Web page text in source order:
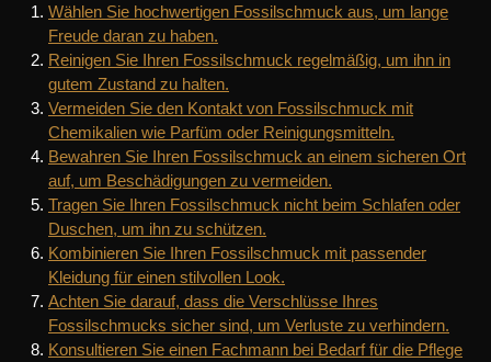
Wählen Sie hochwertigen Fossilschmuck aus, um lange
Freude daran zu haben.
Reinigen Sie Ihren Fossilschmuck regelmäßig, um ihn in
gutem Zustand zu halten.
Vermeiden Sie den Kontakt von Fossilschmuck mit
Chemikalien wie Parfüm oder Reinigungsmitteln.
Bewahren Sie Ihren Fossilschmuck an einem sicheren Ort
auf, um Beschädigungen zu vermeiden.
Tragen Sie Ihren Fossilschmuck nicht beim Schlafen oder
Duschen, um ihn zu schützen.
Kombinieren Sie Ihren Fossilschmuck mit passender
Kleidung für einen stilvollen Look.
Achten Sie darauf, dass die Verschlüsse Ihres
Fossilschmucks sicher sind, um Verluste zu verhindern.
Konsultieren Sie einen Fachmann bei Bedarf für die Pflege